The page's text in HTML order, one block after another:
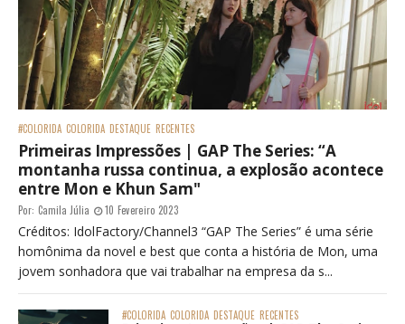
#COLORIDA COLORIDA DESTAQUE RECENTES
Primeiras Impressões | GAP The Series: “A
montanha russa continua, a explosão acontece
entre Mon e Khun Sam"
Por: Camila Júlia 10 Fevereiro 2023
Créditos: IdolFactory/Channel3 “GAP The Series” é uma série
homônima da novel e best que conta a história de Mon, uma
jovem sonhadora que vai trabalhar na empresa da s...
#COLORIDA COLORIDA DESTAQUE RECENTES